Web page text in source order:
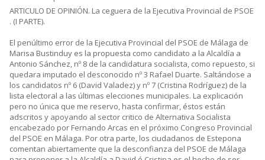
ARTICULO DE OPINIÓN. La ceguera de la Ejecutiva Provincial de PSOE
. (I PARTE).
El penúltimo error de la Ejecutiva Provincial del PSOE de Málaga de
Marisa Bustinduy es la propuesta como candidato a la Alcaldía a
Antonio Sánchez, nº 8 de la candidatura socialista, como repuesto, si
quedara imputado el desconocido nº 3 Rafael Duarte. Saltándose a
los candidatos nº 6 (David Valadez) y nº 7 (Cristina Rodríguez) de la
lista electoral a las últimas elecciones municipales. La explicación
pero no única que me reservo, hasta confirmar, éstos están
adscritos y apoyando al sector critico de Alternativa Socialista
encabezado por Fernando Arcas en el próximo Congreso Provincial
del PSOE en Málaga. Por otra parte, los ciudadanos de Estepona
comentan abiertamente que la desconfianza del PSOE de Málaga